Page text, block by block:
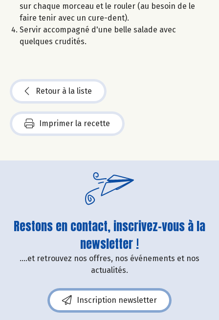
sur chaque morceau et le rouler (au besoin de le
faire tenir avec un cure-dent).
Servir accompagné d'une belle salade avec
quelques crudités.
Retour à la liste
Imprimer la recette
Restons en contact, inscrivez-vous à la
newsletter !
....et retrouvez nos offres, nos événements et nos
actualités.
Inscription newsletter